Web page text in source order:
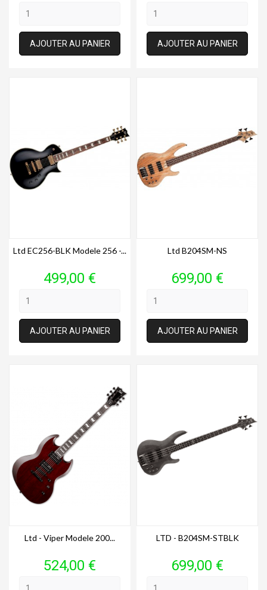
AJOUTER AU PANIER AJOUTER AU PANIER
Ltd EC256-BLK Modele 256 -...
Prix
499,00 €
AJOUTER AU PANIER
Ltd B204SM-NS
Prix
699,00 €
AJOUTER AU PANIER
Ltd - Viper Modele 200...
Prix
524,00 €
LTD - B204SM-STBLK
Prix
699,00 €